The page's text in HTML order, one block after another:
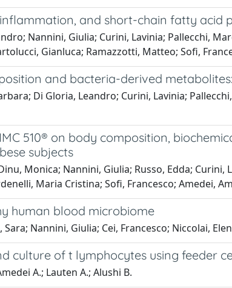
and short-chain fatty acid
Nannini, Giulia; Curini, Lavinia; Pallecchi,
Gianluca; Ramazzotti, Matteo; Sofi,
and bacteria-derived
Di Gloria, Leandro; Curini, Lavinia;
510® on body composition,
subjects
Monica; Nannini, Giulia; Russo, Edda;
Maria Cristina; Sofi, Francesco; Amedei,
human blood microbiome
Nannini, Giulia; Cei, Francesco; Niccolai,
culture of t lymphocytes using feeder
A.; Lauten A.; Alushi B.